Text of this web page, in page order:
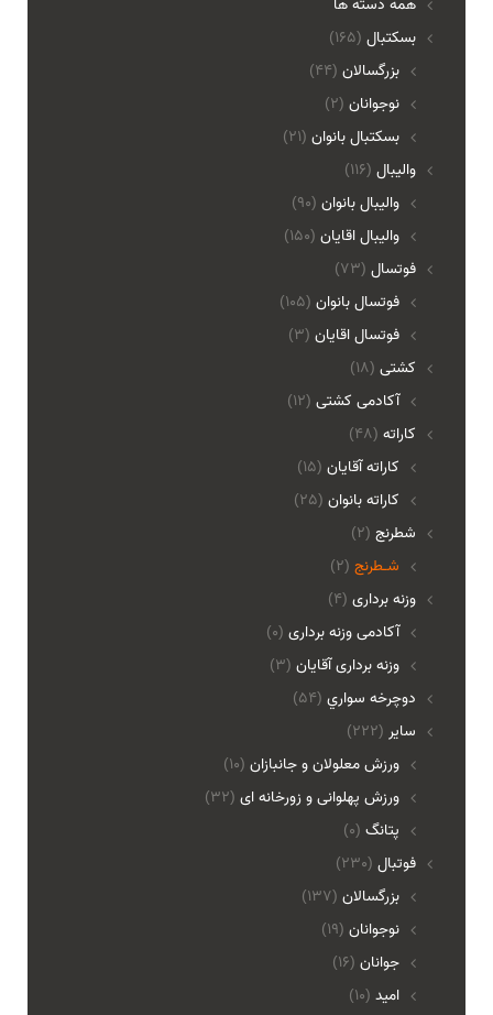
(165) بسکتبال
بزرگسالان (44)
نوجوانان (2)
بسکتبال بانوان (21)
(116) والیبال
واليبال بانوان (90)
واليبال اقايان (150)
(73) فوتسال
فوتسال بانوان (105)
فوتسال اقايان (3)
(18) کشتی
آکادمی کشتی (12)
(48) کاراته
کاراته آقایان (15)
کاراته بانوان (25)
(2) شطرنج
شـطرنج (2)
(4) وزنه برداری
آکادمی وزنه برداری (0)
وزنه برداری آقایان (3)
(54) دوچرخه سواري
(222) ساير
ورزش معلولان و جانبازان (10)
ورزش پهلوانی و زورخانه ای (32)
پتانگ (0)
(230) فوتبال
بزرگسالان (137)
نوجوانان (19)
جوانان (16)
امید (10)